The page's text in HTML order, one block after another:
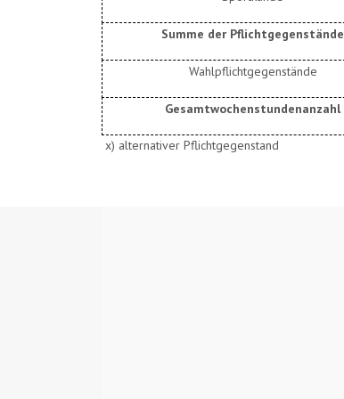
Summe der Pflichtgegenstände
Wahlpflichtgegenstände
Gesamtwochenstundenanzahl
x) alternativer Pflichtgegenstand